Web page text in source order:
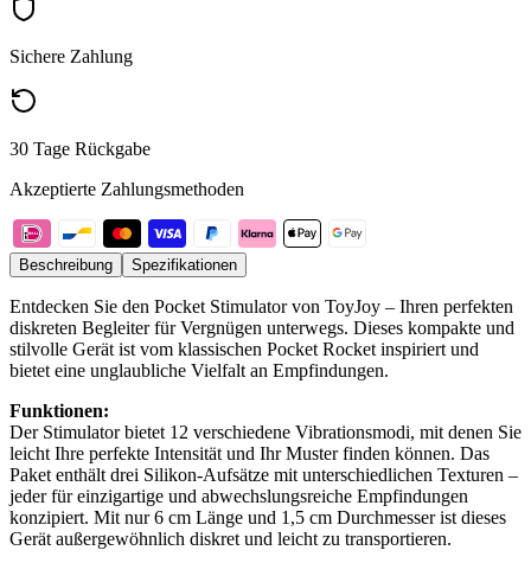
Sichere Zahlung
30 Tage Rückgabe
Akzeptierte Zahlungsmethoden
Beschreibung Spezifikationen
Entdecken Sie den Pocket Stimulator von ToyJoy – Ihren perfekten
diskreten Begleiter für Vergnügen unterwegs. Dieses kompakte und
stilvolle Gerät ist vom klassischen Pocket Rocket inspiriert und
bietet eine unglaubliche Vielfalt an Empfindungen.
Funktionen:
Der Stimulator bietet 12 verschiedene Vibrationsmodi, mit denen Sie
leicht Ihre perfekte Intensität und Ihr Muster finden können. Das
Paket enthält drei Silikon-Aufsätze mit unterschiedlichen Texturen –
jeder für einzigartige und abwechslungsreiche Empfindungen
konzipiert. Mit nur 6 cm Länge und 1,5 cm Durchmesser ist dieses
Gerät außergewöhnlich diskret und leicht zu transportieren.